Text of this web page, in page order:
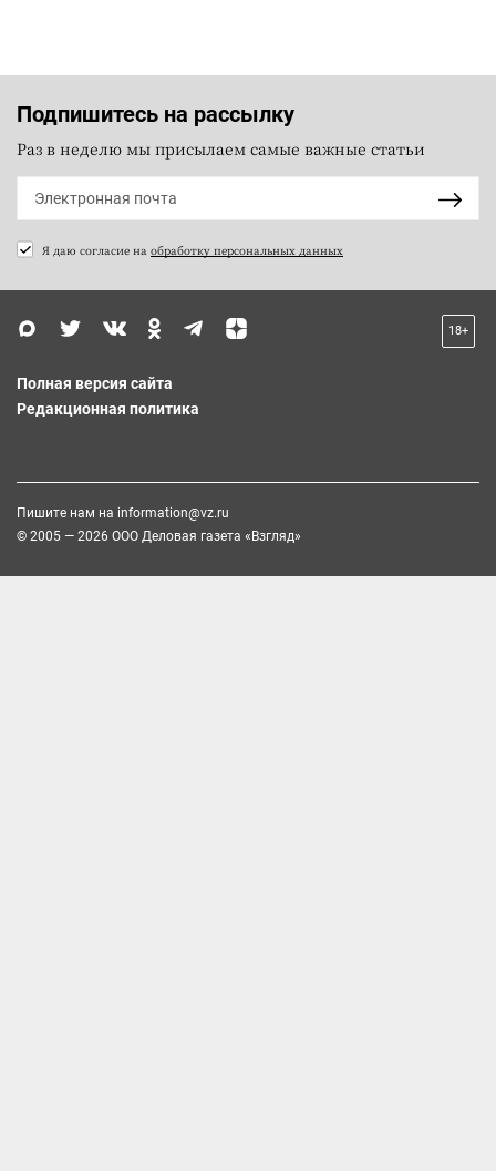
Подпишитесь на рассылку
Раз в неделю мы присылаем самые важные статьи
Я даю согласие на обработку персональных данных
18+
Полная версия сайта
Редакционная политика
Пишите нам на information@vz.ru
© 2005 — 2026 ООО Деловая газета «Взгляд»